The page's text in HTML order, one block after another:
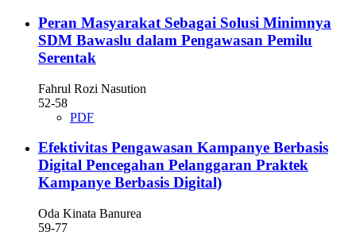
Peran Masyarakat Sebagai Solusi Minimnya
SDM Bawaslu dalam Pengawasan Pemilu
Serentak
Fahrul Rozi Nasution
52-58
PDF
Efektivitas Pengawasan Kampanye Berbasis
Digital Pencegahan Pelanggaran Praktek
Kampanye Berbasis Digital)
Oda Kinata Banurea
59-77